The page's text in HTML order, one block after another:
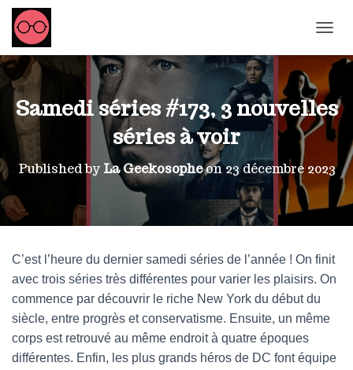
Samedi séries #173, 3 nouvelles
séries à voir
Published byLa Geekosopheon23 décembre 2023
C’est l’heure du dernier samedi séries de l’année ! On finit
avec trois séries très différentes pour varier les plaisirs. On
commence par découvrir le riche New York du début du
siècle, entre progrès et conservatisme. Ensuite, un même
corps est retrouvé au même endroit à quatre époques
différentes. Enfin, les plus grands héros de DC font équipe